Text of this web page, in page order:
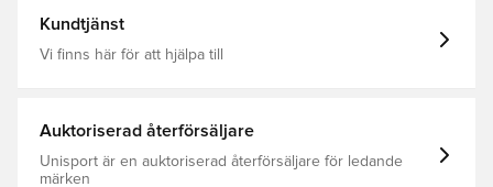
Kundtjänst
Vi finns här för att hjälpa till
Auktoriserad återförsäljare
Unisport är en auktoriserad återförsäljare för ledande
märken